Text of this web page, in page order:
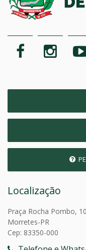
Localização
Praça Rocha Pombo,
Morretes-PR
Cep: 83350-000